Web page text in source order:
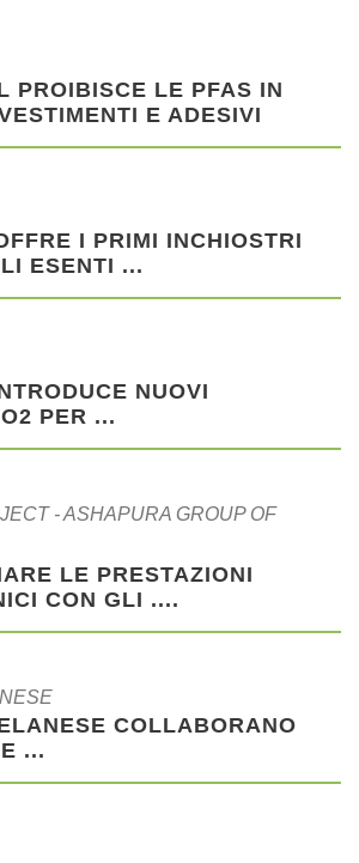
PROIBISCE LE PFAS IN
E ADESIVI
I PRIMI INCHIOSTRI
ESENTI ...
NUOVI
PER ...
- ASHAPURA GROUP OF
LE PRESTAZIONI
CON GLI ....
COLLABORANO
...